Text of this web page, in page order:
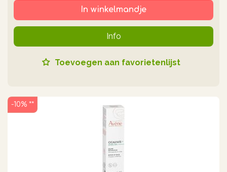
In winkelmandje
Info
Toevoegen aan favorietenlijst
-10% **